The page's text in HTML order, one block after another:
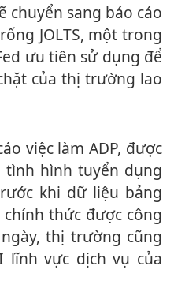
JOLTS, một trong
ưu tiên sử dụng để
của thị trường lao
tình hình tuyển dụng
khi dữ liệu bảng
thức được công
thị trường cũng
lĩnh vực dịch vụ của